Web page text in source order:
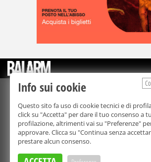
©Copyright 2003-2026
Bmedia Srl- P.IVA
La riproduzione totale o parziale di tutti i
forma, su qualsiasi supporto è
Balarm.it è una testata giornalistica registrata.
Tribunale di Palermo n° 32 del 21/
Direttore responsabile:
Info sui cookie
Questo sito fa uso di cookie tecnici e di
click su "Accetta" per dare il tuo consenso a
profilazione, altrimenti vai su "Preferenze"
approvare. Clicca su "Continua senza
prestare alcun consenso.